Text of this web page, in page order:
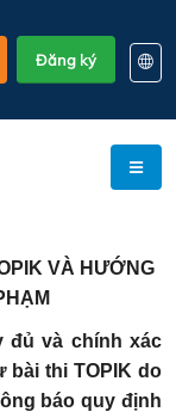
Đăng ký
EN
KO
VI
VÀ HƯỚNG
đủ và chính xác
bài thi TOPIK do
báo quy định